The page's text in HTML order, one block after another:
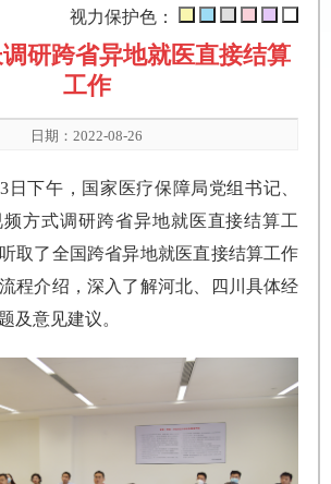
视力保护色：
研跨省异地就医直接结算
工作
日期：2022-08-26
日下午，国家医疗保障局党组书记、
方式调研跨省异地就医直接结算工
取了全国跨省异地就医直接结算工作
程介绍，深入了解河北、四川具体经
及意见建议。